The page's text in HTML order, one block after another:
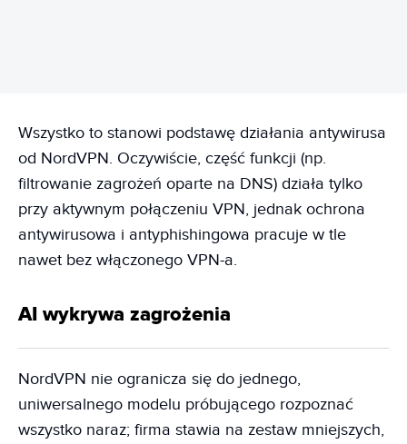
Wszystko to stanowi podstawę działania antywirusa
od NordVPN. Oczywiście, część funkcji (np.
filtrowanie zagrożeń oparte na DNS) działa tylko
przy aktywnym połączeniu VPN, jednak ochrona
antywirusowa i antyphishingowa pracuje w tle
nawet bez włączonego VPN-a.
AI wykrywa zagrożenia
NordVPN nie ogranicza się do jednego,
uniwersalnego modelu próbującego rozpoznać
wszystko naraz; firma stawia na zestaw mniejszych,